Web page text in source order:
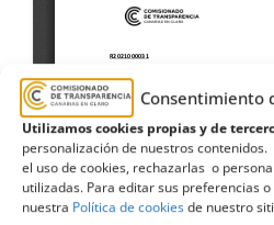
Consentimiento
Utilizamos cookies propias y de
personalización de nuestros
el uso de cookies, rechazarlas o
utilizadas. Para editar sus preferencias
nuestra Política de cookiesde nuestro